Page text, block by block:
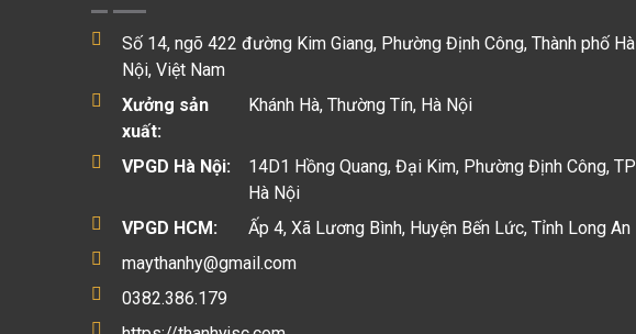
Số 14, ngõ 422 đường Kim Giang, Phường Định Công, Thành phố Hà
Nội, Việt Nam
Xưởng sản
xuất:
Khánh Hà, Thường Tín, Hà Nội
VPGD Hà Nội:
14D1 Hồng Quang, Đại Kim, Phường Định Công, TP
Hà Nội
VPGD HCM:
Ấp 4, Xã Lương Bình, Huyện Bến Lức, Tỉnh Long An
maythanhy@gmail.com
0382.386.179